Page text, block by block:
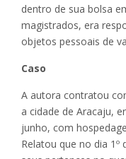
dentro de sua bolsa
magistrados, era
objetos pessoais de
Caso
A autora contratou
a cidade de Aracaju,
junho, com
Relatou que no dia